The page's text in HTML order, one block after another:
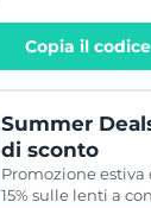
dato in omaggio 1
eclissi con
Copia il codice
Summer
di sconto
Promozione estiva
15% sulle lenti a